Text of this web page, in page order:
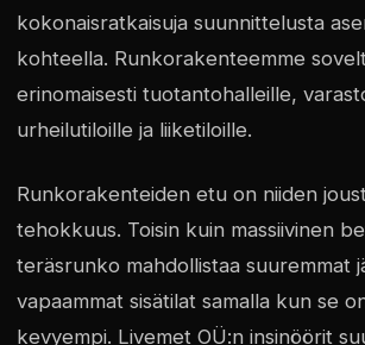
kokonaisratkaisuja suunnittelusta
kohteella. Runkorakenteemme
erinomaisesti tuotantohalleille,
urheilutiloille ja liiketiloille.
Runkorakenteiden etu on niiden
tehokkuus. Toisin kuin massiivinen
teräsrunko mahdollistaa suuremmat
vapaammat sisätilat samalla kun se
kevyempi. Livemet OÜ:n insinöörit